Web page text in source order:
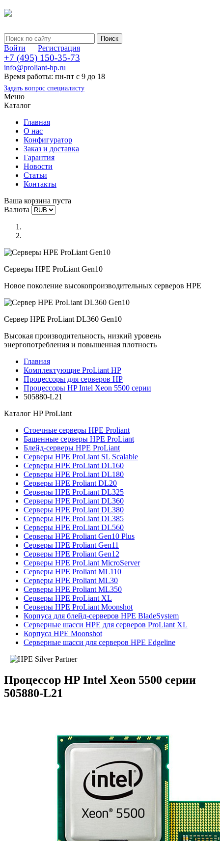
Войти Регистрация
+7 (495) 150-35-73
info@proliant-hp.ru
Время работы: пн-пт с 9 до 18
Задать вопрос специалисту
Меню
Каталог
Главная
О нас
Конфигуратор
Заказ и доставка
Гарантия
Новости
Статьи
Контакты
Ваша корзина пуста
Валюта
Серверы HPE ProLiant Gen10
Новое поколение высокопроизводительных серверов HPE
Сервер HPE ProLiant DL360 Gen10
Высокая производительность, низкий уровень
энергопотребления и повышенная плотность
Главная
Комплектующие ProLiant HP
Процессоры для серверов HP
Процессоры HP Intel Xeon 5500 серии
505880-L21
Каталог HP ProLiant
Стоечные серверы HPE Proliant
Башенные серверы HPE ProLiant
Блейд-серверы HPE ProLiant
Серверы HPE ProLiant SL Scalable
Серверы HPE ProLiant DL160
Серверы HPE ProLiant DL180
Серверы HPE Proliant DL20
Серверы HPE ProLiant DL325
Серверы HPE ProLiant DL360
Серверы HPE ProLiant DL380
Серверы HPE ProLiant DL385
Серверы HPE ProLiant DL560
Серверы HPE Proliant Gen10 Plus
Серверы HPE Proliant Gen11
Серверы HPE Proliant Gen12
Серверы HPE ProLiant MicroServer
Серверы HPE Proliant ML110
Серверы HPE Proliant ML30
Серверы HPE Proliant ML350
Серверы HPE ProLiant XL
Серверы HPE ProLiant Moonshot
Корпуса для блейд-серверов HPE BladeSystem
Серверные шасси HPE для серверов ProLiant XL
Корпуса HPE Moonshot
Серверные шасси для серверов HPE Edgeline
Процессор HP Intel Xeon 5500 серии
505880-L21